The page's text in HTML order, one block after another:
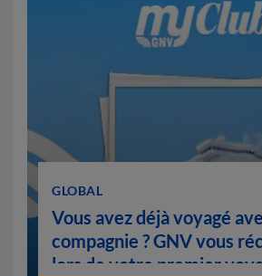
GLOBAL
Vous avez déjà voyagé
compagnie ? GNV vous
lors de votre premier